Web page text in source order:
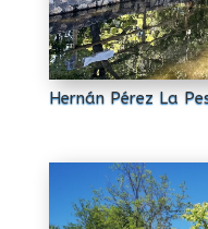
Hernán Pérez La